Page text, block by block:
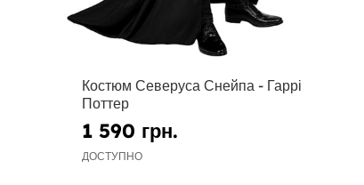
Костюм Северуса Снейпа - Гаррі
Поттер
1 590 грн.
ДОСТУПНО